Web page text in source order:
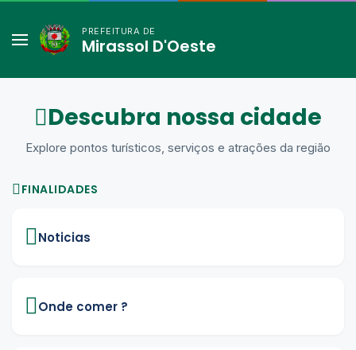
PREFEITURA DE
Mirassol D'Oeste
Descubra nossa cidade
Explore pontos turísticos, serviços e atrações da região
FINALIDADES
Noticias
Onde comer ?